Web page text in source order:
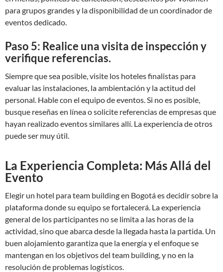
para grupos grandes y la disponibilidad de un coordinador de
eventos dedicado.
Paso 5: Realice una visita de inspección y
verifique referencias.
Siempre que sea posible, visite los hoteles finalistas para
evaluar las instalaciones, la ambientación y la actitud del
personal. Hable con el equipo de eventos. Si no es posible,
busque reseñas en línea o solicite referencias de empresas que
hayan realizado eventos similares allí. La experiencia de otros
puede ser muy útil.
La Experiencia Completa: Más Allá del
Evento
Elegir un hotel para team building en Bogotá es decidir sobre la
plataforma donde su equipo se fortalecerá. La experiencia
general de los participantes no se limita a las horas de la
actividad, sino que abarca desde la llegada hasta la partida. Un
buen alojamiento garantiza que la energía y el enfoque se
mantengan en los objetivos del team building, y no en la
resolución de problemas logísticos.